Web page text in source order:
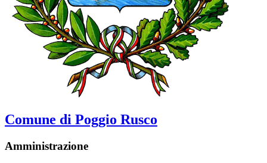
Comune di Poggio Rusco
Amministrazione